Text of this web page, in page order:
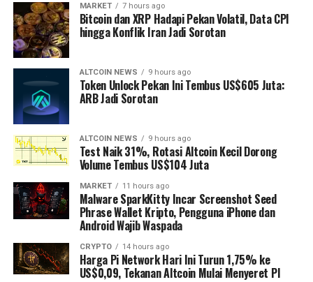
MARKET 7 hours ago
Bitcoin dan XRP Hadapi Pekan Volatil, Data CPI
hingga Konflik Iran Jadi Sorotan
ALTCOIN NEWS 9 hours ago
Token Unlock Pekan Ini Tembus US$605 Juta:
ARB Jadi Sorotan
ALTCOIN NEWS 9 hours ago
Test Naik 31%, Rotasi Altcoin Kecil Dorong
Volume Tembus US$104 Juta
MARKET 11 hours ago
Malware SparkKitty Incar Screenshot Seed
Phrase Wallet Kripto, Pengguna iPhone dan
Android Wajib Waspada
CRYPTO 14 hours ago
Harga Pi Network Hari Ini Turun 1,75% ke
US$0,09, Tekanan Altcoin Mulai Menyeret PI